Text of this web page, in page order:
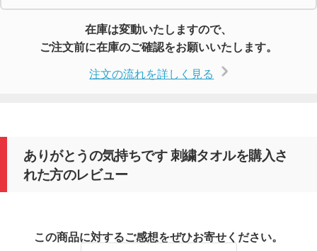
在庫は変動いたしますので、
ご注文前に在庫のご確認をお願いいたします。
注文の流れを詳しく見る
ありがとうの気持ちです 刺繍タオルを購入さ
れた方のレビュー
この商品に対するご感想をぜひお寄せください。